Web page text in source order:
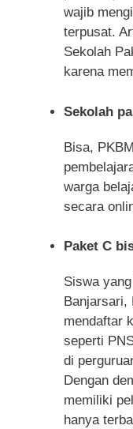
wajib
terpusat.
Sekolah
karena
Sekolah
Bisa,
warga
secara
Paket C
Siswa
Banjarsari,
mendaftar
seperti
di
Dengan
memiliki
hanya